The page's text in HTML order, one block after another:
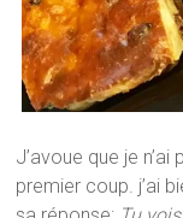
J’avoue que je
premier coup. j’ai